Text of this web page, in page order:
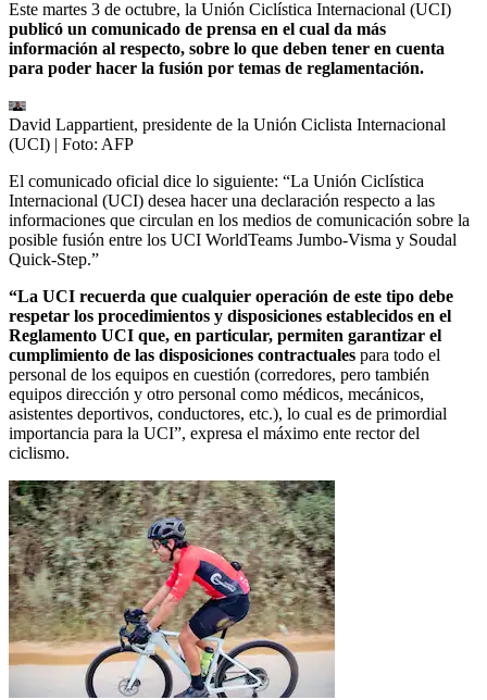
Este martes 3 de octubre, la Unión Ciclística Internacional (UCI)
publicó un comunicado de prensa en el cual da más
información al respecto, sobre lo que deben tener en cuenta
para poder hacer la fusión por temas de reglamentación.
David Lappartient, presidente de la Unión Ciclista Internacional
(UCI) | Foto: AFP
El comunicado oficial dice lo siguiente: “La Unión Ciclística
Internacional (UCI) desea hacer una declaración respecto a las
informaciones que circulan en los medios de comunicación sobre la
posible fusión entre los UCI WorldTeams Jumbo-Visma y Soudal
Quick-Step.”
“La UCI recuerda que cualquier operación de este tipo debe
respetar los procedimientos y disposiciones establecidos en el
Reglamento UCI que, en particular, permiten garantizar el
cumplimiento de las disposiciones contractuales para todo el
personal de los equipos en cuestión (corredores, pero también
equipos dirección y otro personal como médicos, mecánicos,
asistentes deportivos, conductores, etc.), lo cual es de primordial
importancia para la UCI”, expresa el máximo ente rector del
ciclismo.